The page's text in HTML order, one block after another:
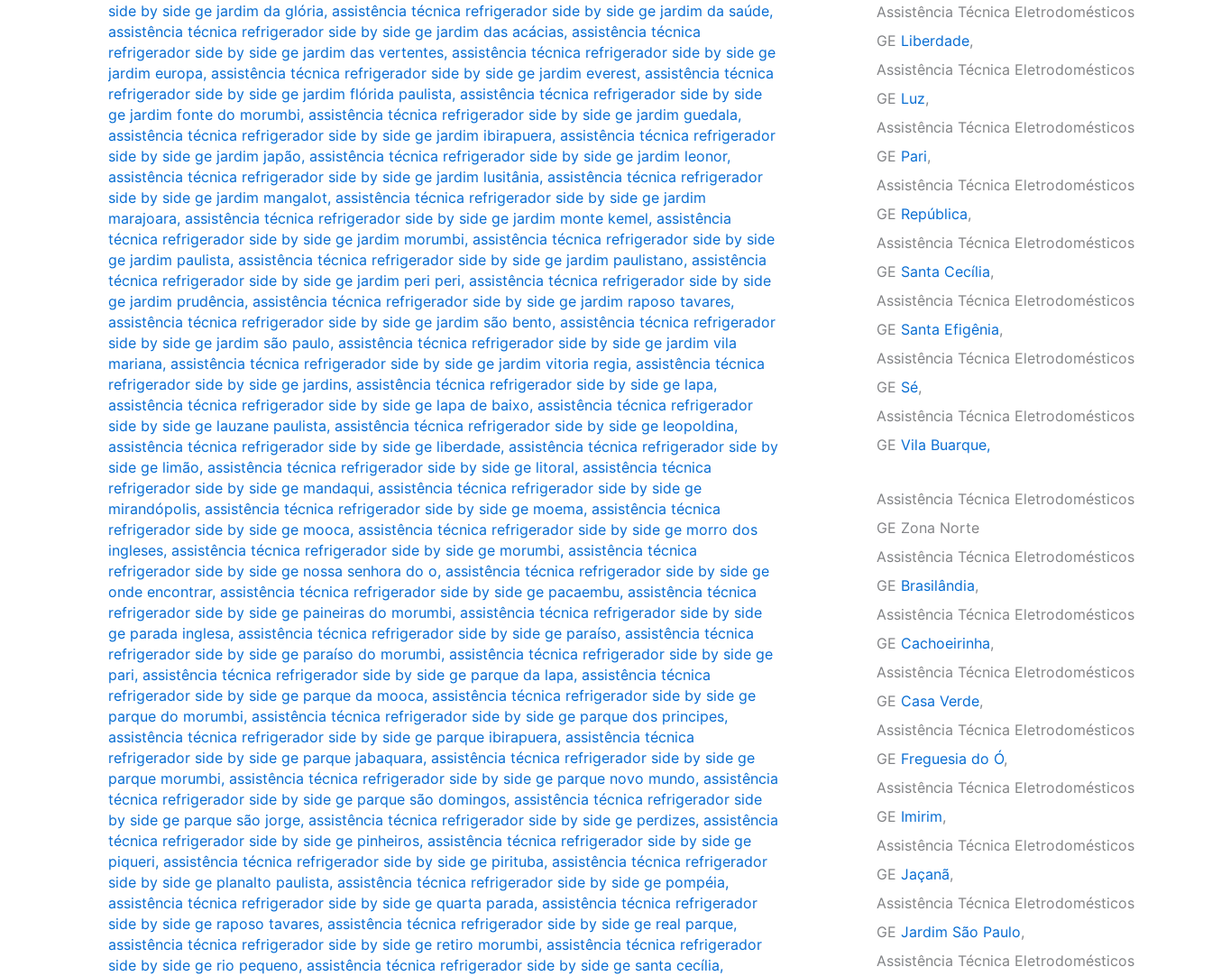
side by side ge jardim da glória, assistência técnica refrigerador side by side ge jardim da saúde,
assistência técnica refrigerador side by side ge jardim das acácias, assistência técnica
refrigerador side by side ge jardim das vertentes, assistência técnica refrigerador side by side ge
jardim europa, assistência técnica refrigerador side by side ge jardim everest, assistência técnica
refrigerador side by side ge jardim flórida paulista, assistência técnica refrigerador side by side
ge jardim fonte do morumbi, assistência técnica refrigerador side by side ge jardim guedala,
assistência técnica refrigerador side by side ge jardim ibirapuera, assistência técnica refrigerador
side by side ge jardim japão, assistência técnica refrigerador side by side ge jardim leonor,
assistência técnica refrigerador side by side ge jardim lusitânia, assistência técnica refrigerador
side by side ge jardim mangalot, assistência técnica refrigerador side by side ge jardim
marajoara, assistência técnica refrigerador side by side ge jardim monte kemel, assistência
técnica refrigerador side by side ge jardim morumbi, assistência técnica refrigerador side by side
ge jardim paulista, assistência técnica refrigerador side by side ge jardim paulistano, assistência
técnica refrigerador side by side ge jardim peri peri, assistência técnica refrigerador side by side
ge jardim prudência, assistência técnica refrigerador side by side ge jardim raposo tavares,
assistência técnica refrigerador side by side ge jardim são bento, assistência técnica refrigerador
side by side ge jardim são paulo, assistência técnica refrigerador side by side ge jardim vila
mariana, assistência técnica refrigerador side by side ge jardim vitoria regia, assistência técnica
refrigerador side by side ge jardins, assistência técnica refrigerador side by side ge lapa,
assistência técnica refrigerador side by side ge lapa de baixo, assistência técnica refrigerador
side by side ge lauzane paulista, assistência técnica refrigerador side by side ge leopoldina,
assistência técnica refrigerador side by side ge liberdade, assistência técnica refrigerador side by
side ge limão, assistência técnica refrigerador side by side ge litoral, assistência técnica
refrigerador side by side ge mandaqui, assistência técnica refrigerador side by side ge
mirandópolis, assistência técnica refrigerador side by side ge moema, assistência técnica
refrigerador side by side ge mooca, assistência técnica refrigerador side by side ge morro dos
ingleses, assistência técnica refrigerador side by side ge morumbi, assistência técnica
refrigerador side by side ge nossa senhora do o, assistência técnica refrigerador side by side ge
onde encontrar, assistência técnica refrigerador side by side ge pacaembu, assistência técnica
refrigerador side by side ge paineiras do morumbi, assistência técnica refrigerador side by side
ge parada inglesa, assistência técnica refrigerador side by side ge paraíso, assistência técnica
refrigerador side by side ge paraíso do morumbi, assistência técnica refrigerador side by side ge
pari, assistência técnica refrigerador side by side ge parque da lapa, assistência técnica
refrigerador side by side ge parque da mooca, assistência técnica refrigerador side by side ge
parque do morumbi, assistência técnica refrigerador side by side ge parque dos principes,
assistência técnica refrigerador side by side ge parque ibirapuera, assistência técnica
refrigerador side by side ge parque jabaquara, assistência técnica refrigerador side by side ge
parque morumbi, assistência técnica refrigerador side by side ge parque novo mundo, assistência
técnica refrigerador side by side ge parque são domingos, assistência técnica refrigerador side
by side ge parque são jorge, assistência técnica refrigerador side by side ge perdizes, assistência
técnica refrigerador side by side ge pinheiros, assistência técnica refrigerador side by side ge
piqueri, assistência técnica refrigerador side by side ge pirituba, assistência técnica refrigerador
side by side ge planalto paulista, assistência técnica refrigerador side by side ge pompéia,
assistência técnica refrigerador side by side ge quarta parada, assistência técnica refrigerador
side by side ge raposo tavares, assistência técnica refrigerador side by side ge real parque,
assistência técnica refrigerador side by side ge retiro morumbi, assistência técnica refrigerador
side by side ge rio pequeno, assistência técnica refrigerador side by side ge santa cecília,
Assistência Técnica Eletrodomésticos
GE Liberdade,
Assistência Técnica Eletrodomésticos
GE Luz,
Assistência Técnica Eletrodomésticos
GE Pari,
Assistência Técnica Eletrodomésticos
GE República,
Assistência Técnica Eletrodomésticos
GE Santa Cecília,
Assistência Técnica Eletrodomésticos
GE Santa Efigênia,
Assistência Técnica Eletrodomésticos
GE Sé,
Assistência Técnica Eletrodomésticos
GE Vila Buarque,
Assistência Técnica Eletrodomésticos
GE Zona Norte
Assistência Técnica Eletrodomésticos
GE Brasilândia,
Assistência Técnica Eletrodomésticos
GE Cachoeirinha,
Assistência Técnica Eletrodomésticos
GE Casa Verde,
Assistência Técnica Eletrodomésticos
GE Freguesia do Ó,
Assistência Técnica Eletrodomésticos
GE Imirim,
Assistência Técnica Eletrodomésticos
GE Jaçanã,
Assistência Técnica Eletrodomésticos
GE Jardim São Paulo,
Assistência Técnica Eletrodomésticos